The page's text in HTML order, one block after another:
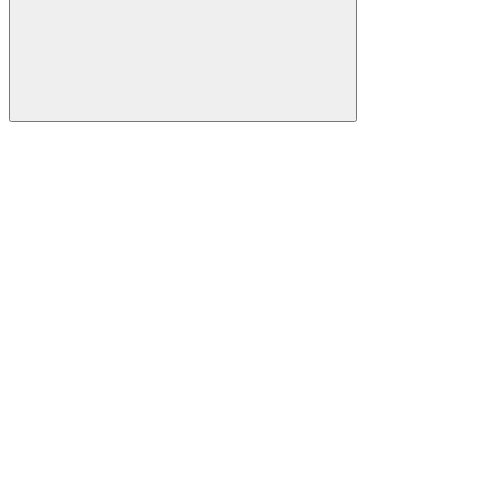
Buscar